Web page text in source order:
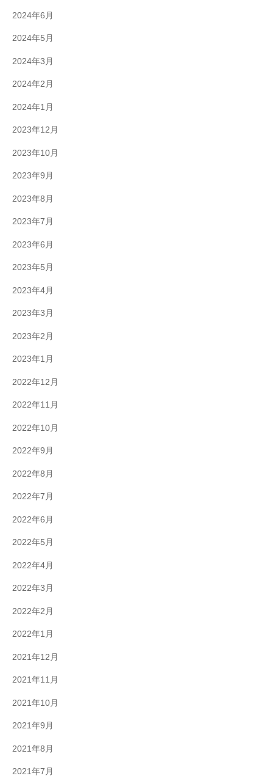
2024年6月
2024年5月
2024年3月
2024年2月
2024年1月
2023年12月
2023年10月
2023年9月
2023年8月
2023年7月
2023年6月
2023年5月
2023年4月
2023年3月
2023年2月
2023年1月
2022年12月
2022年11月
2022年10月
2022年9月
2022年8月
2022年7月
2022年6月
2022年5月
2022年4月
2022年3月
2022年2月
2022年1月
2021年12月
2021年11月
2021年10月
2021年9月
2021年8月
2021年7月